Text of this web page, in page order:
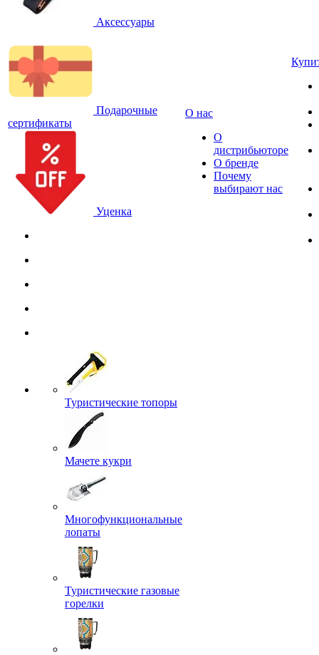
Аксессуары
Подарочные
сертификаты
Уценка
Туристические топоры
Мачете кукри
Многофункциональные
лопаты
Туристические газовые
горелки
О нас
О
дистрибьюторе
О бренде
Почему
выбирают нас